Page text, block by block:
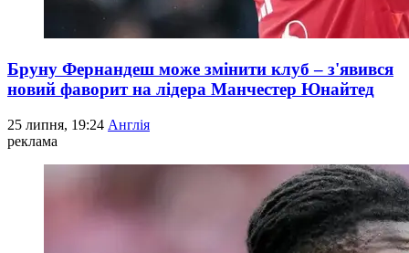
Бруну Фернандеш може змінити клуб – з'явився
новий фаворит на лідера Манчестер Юнайтед
25 липня, 19:24 Англія
реклама